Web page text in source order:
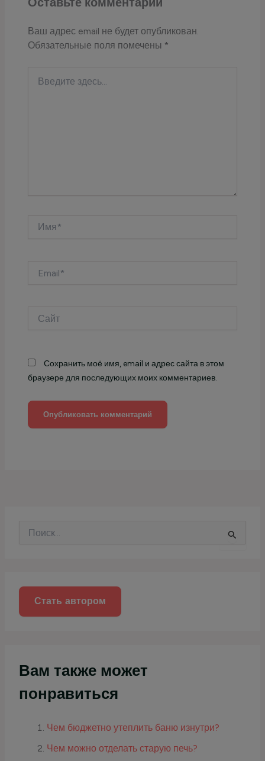
Ваш адрес email не будет опубликован.
Обязательные поля помечены *
здесь...
Сохранить моё имя, email и адрес сайта в этом
браузере для последующих моих комментариев.
Стать автором
Вам также может
понравиться
Чем бюджетно утеплить баню изнутри?
Чем можно отделать старую печь?